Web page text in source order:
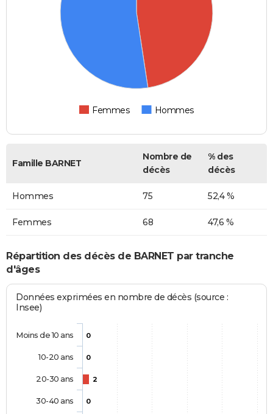
Femmes Hommes
Famille BARNET
Nombre de
décès
% des
décès
Hommes 75 52,4 %
Femmes 68 47,6 %
Répartition des décès de BARNET par tranche
d'âges
Données exprimées en nombre de décès (source :
Insee)
0
0
2
0
Moins de 10 ans
10-20 ans
20-30 ans
30-40 ans